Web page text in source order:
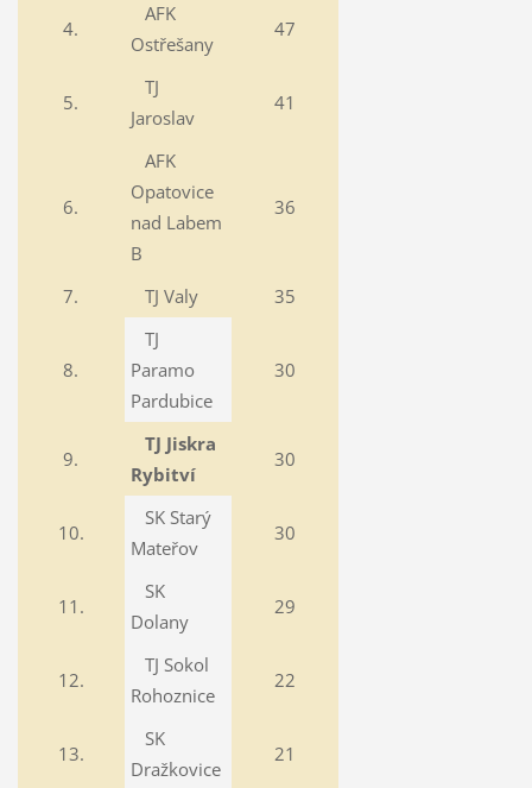
4.
AFK
Ostřešany
47
5.
TJ
Jaroslav
41
6.
AFK
Opatovice
nad Labem
B
36
7. TJ Valy 35
8.
TJ
Paramo
Pardubice
30
9.
TJ Jiskra
Rybitví
30
10.
SK Starý
Mateřov
30
11.
SK
Dolany
29
12.
TJ Sokol
Rohoznice
22
13.
SK
Dražkovice
21